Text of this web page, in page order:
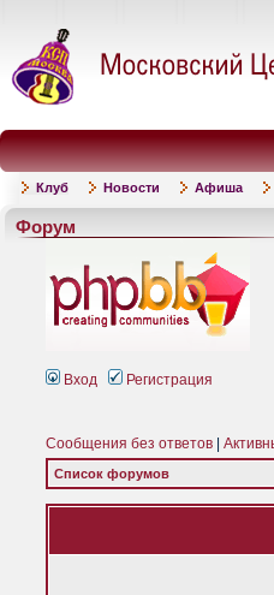
Клуб Новости Афиша
Форум
Вход Регистрация
Сообщения без ответов
Список форумов